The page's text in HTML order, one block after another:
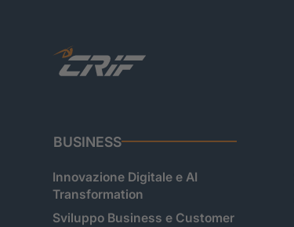
BUSINESS
Innovazione Digitale e AI
Transformation
Sviluppo Business e Customer